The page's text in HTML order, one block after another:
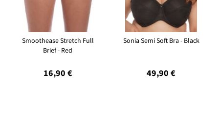
Smoothease Stretch Full
Brief - Red
16,90 €
Sonia Semi Soft Bra - Black
49,90 €